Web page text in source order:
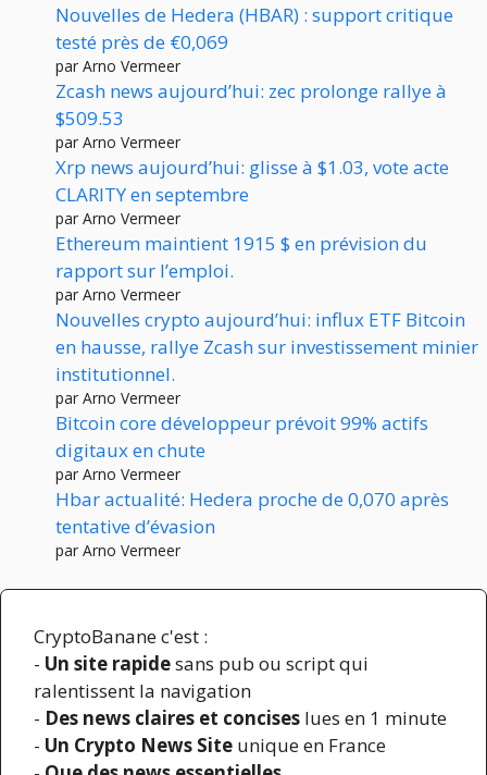
Nouvelles de Hedera (HBAR) : support critique
testé près de €0,069
par Arno Vermeer
Zcash news aujourd’hui: zec prolonge rallye à
$509.53
par Arno Vermeer
Xrp news aujourd’hui: glisse à $1.03, vote acte
CLARITY en septembre
par Arno Vermeer
Ethereum maintient 1915 $ en prévision du
rapport sur l’emploi.
par Arno Vermeer
Nouvelles crypto aujourd’hui: influx ETF Bitcoin
en hausse, rallye Zcash sur investissement minier
institutionnel.
par Arno Vermeer
Bitcoin core développeur prévoit 99% actifs
digitaux en chute
par Arno Vermeer
Hbar actualité: Hedera proche de 0,070 après
tentative d’évasion
par Arno Vermeer
CryptoBanane c'est :
- Un site rapidesans pub ou script qui
ralentissent la navigation
- Des news claires et concises lues en 1 minute
- Un Crypto News Site unique en France